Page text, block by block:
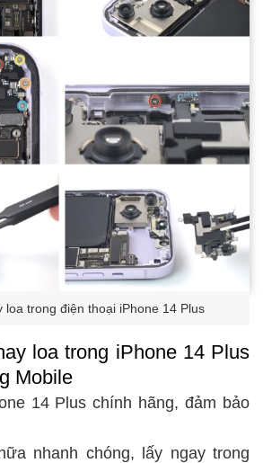
loa trong điện thoại iPhone 14 Plus
loa trong iPhone 14 Plus
Mobile
14 Plus chính hãng, đảm bảo
nhanh chóng, lấy ngay trong